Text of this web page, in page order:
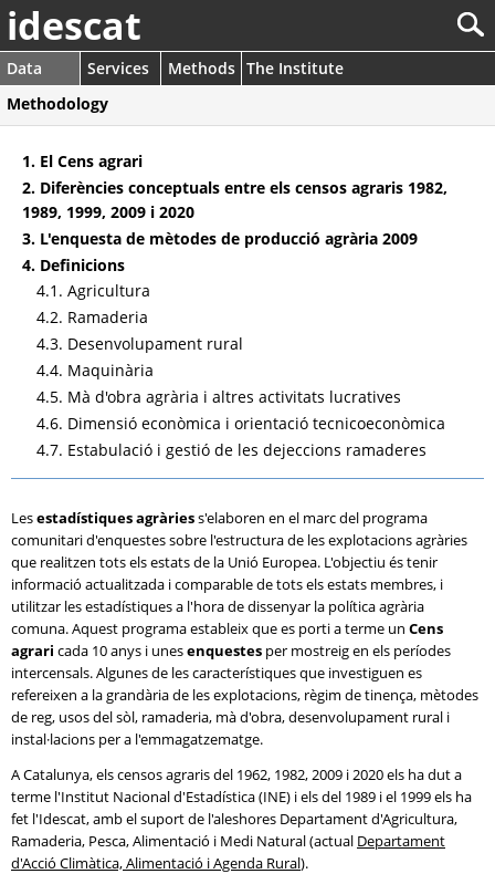
idescat
Data Services Methods The Institute
Methodology
1. El Cens agrari
2. Diferències conceptuals entre els censos agraris 1982,
1989, 1999, 2009 i 2020
3. L'enquesta de mètodes de producció agrària 2009
4. Definicions
4.1. Agricultura
4.2. Ramaderia
4.3. Desenvolupament rural
4.4. Maquinària
4.5. Mà d'obra agrària i altres activitats lucratives
4.6. Dimensió econòmica i orientació tecnicoeconòmica
4.7. Estabulació i gestió de les dejeccions ramaderes
Lesestadístiques agràriess'elaboren en el marc del programa
comunitari d'enquestes sobre l'estructura de les explotacions agràries
que realitzen tots els estats de la Unió Europea. L'objectiu és tenir
informació actualitzada i comparable de tots els estats membres, i
utilitzar les estadístiques a l'hora de dissenyar la política agrària
comuna. Aquest programa estableix que es porti a terme un Cens
agrari cada 10 anys i unesenquestes per mostreig en els períodes
intercensals. Algunes de les característiques que investiguen es
refereixen a la grandària de les explotacions, règim de tinença, mètodes
de reg, usos del sòl, ramaderia, mà d'obra, desenvolupament rural i
instal·lacions per a l'emmagatzematge.
A Catalunya, els censos agraris del 1962, 1982, 2009 i 2020 els ha dut a
terme l'Institut Nacional d'Estadística (INE) i els del 1989 i el 1999 els ha
fet l'Idescat, amb el suport de l'aleshores Departament d'Agricultura,
Ramaderia, Pesca, Alimentació i Medi Natural (actual Departament
d'Acció Climàtica, Alimentació i Agenda Rural).